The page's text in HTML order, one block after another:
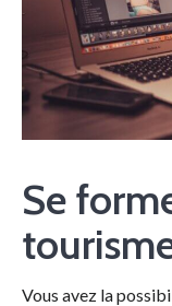
Se
Vous avez la